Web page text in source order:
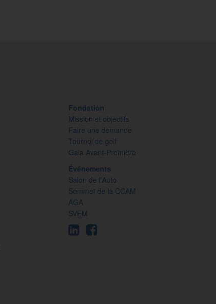
Fondation
Mission et objectifs
Faire une demande
Tournoi de golf
Gala Avant-Première
Événements
Salon de l'Auto
Sommet de la CCAM
AGA
SVEM